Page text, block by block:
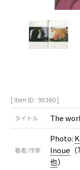
[ Item ID : 98360 ]
タイトル The
著者/作家
Photo:
Inoue
也）